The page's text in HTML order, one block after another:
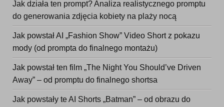
Jak działa ten prompt? Analiza realistycznego promptu
do generowania zdjęcia kobiety na plaży nocą
Jak powstał AI „Fashion Show” Video Short z pokazu
mody (od prompta do finalnego montażu)
Jak powstał ten film „The Night You Should’ve Driven
Away” – od promptu do finalnego shortsa
Jak powstały te AI Shorts „Batman” – od obrazu do